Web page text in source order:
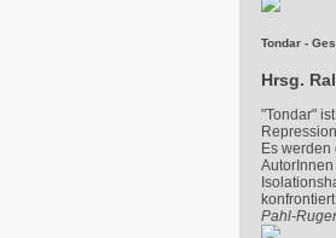
Tondar -
Hrsg.
"Tondar"
Es werden
konfrontiert
Pahl-